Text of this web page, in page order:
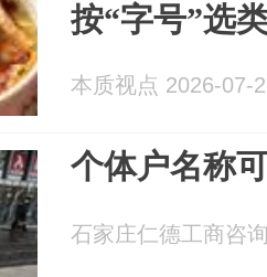
按“字号”选
本质视点 2026-07-
个体户名称
石家庄仁德工商咨